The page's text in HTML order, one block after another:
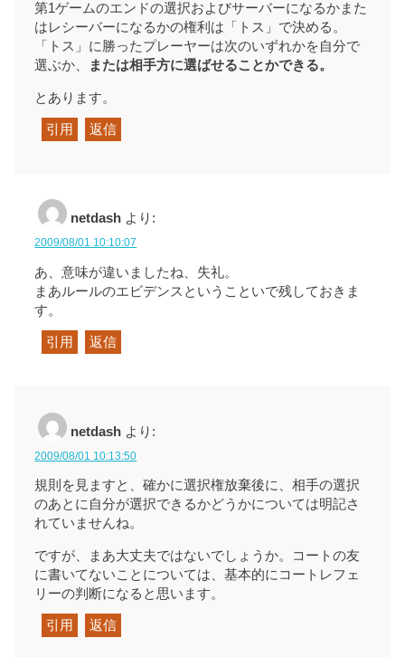
第1ゲームのエンドの選択およびサーバーになるかまた
はレシーバーになるかの権利は「トス」で決める。
「トス」に勝ったプレーヤーは次のいずれかを自分で
選ぶか、
または相手方に選ばせることかできる。
とあります。
引用 返信
netdash より:
2009/08/01 10:10:07
あ、意味が違いましたね、失礼。
まあルールのエビデンスということいで残しておきま
す。
引用 返信
netdash より:
2009/08/01 10:13:50
規則を見ますと、確かに選択権放棄後に、相手の選択
のあとに自分が選択できるかどうかについては明記さ
れていませんね。
ですが、まあ大丈夫ではないでしょうか。コートの友
に書いてないことについては、基本的にコートレフェ
リーの判断になると思います。
引用 返信